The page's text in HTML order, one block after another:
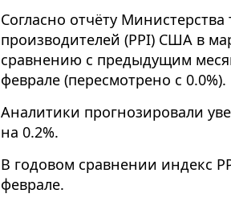
Согласно отчёту
производителей (PPI) США в
сравнению с предыдущим
феврале (пересмотрено с 0.0%).
Аналитики прогнозировали
на 0.2%.
В годовом сравнении индекс
феврале.